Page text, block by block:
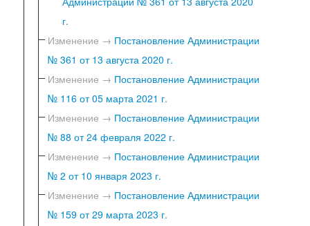
г.
Изменение → Постановление Администрации
№ 361 от 13 августа 2020 г.
Изменение → Постановление Администрации
№ 116 от 05 марта 2021 г.
Изменение → Постановление Администрации
№ 88 от 24 февраля 2022 г.
Изменение → Постановление Администрации
№ 2 от 10 января 2023 г.
Изменение → Постановление Администрации
№ 159 от 29 марта 2023 г.